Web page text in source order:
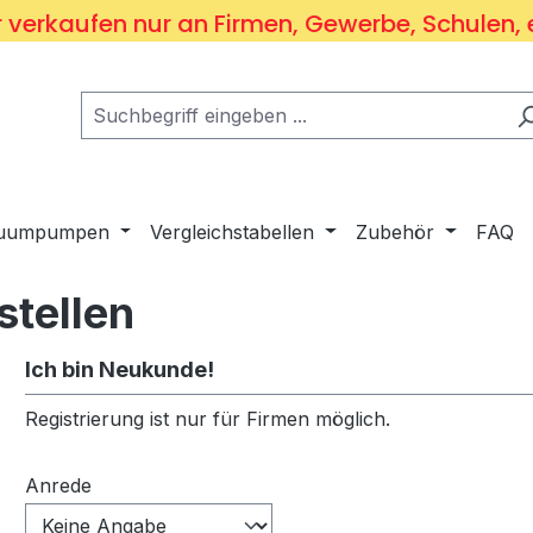
verkaufen nur an Firmen, Gewerbe, Schulen,
Vergleichstabellen Zubehör FAQ
Ich bin Neukunde!
Persönliche Informationen
Registrierung ist nur für Firmen möglich.
Anrede